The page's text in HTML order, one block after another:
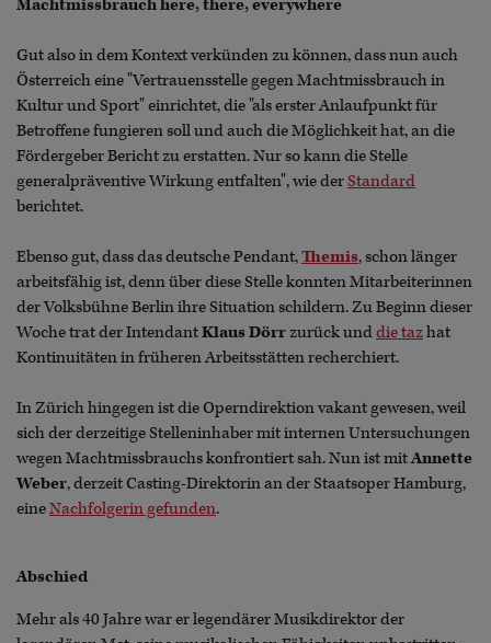
Machtmissbrauch here, there, everywhere
Gut also in dem Kontext verkünden zu können, dass nun auch
Österreich eine "Vertrauensstelle gegen Machtmissbrauch in
Kultur und Sport" einrichtet, die "als erster Anlaufpunkt für
Betroffene fungieren soll und auch die Möglichkeit hat, an die
Fördergeber Bericht zu erstatten. Nur so kann die Stelle
generalpräventive Wirkung entfalten", wie derStandard
berichtet.
Ebenso gut, dass das deutsche Pendant,Themis, schon länger
arbeitsfähig ist, denn über diese Stelle konnten Mitarbeiterinnen
der Volksbühne Berlin ihre Situation schildern. Zu Beginn dieser
Woche trat der IntendantKlaus Dörrzurück unddie tazhat
Kontinuitäten in früheren Arbeitsstätten recherchiert.
In Zürich hingegen ist die Operndirektion vakant gewesen, weil
sich der derzeitige Stelleninhaber mit internen Untersuchungen
wegen Machtmissbrauchs konfrontiert sah. Nun ist mitAnnette
Weber, derzeit Casting-Direktorin an der Staatsoper Hamburg,
eineNachfolgerin gefunden.
Abschied
Mehr als 40 Jahre war er legendärer Musikdirektor der